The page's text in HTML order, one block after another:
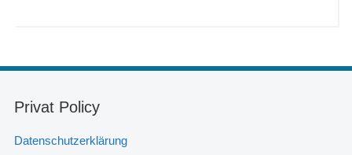
Privat Policy
Datenschutzerklärung